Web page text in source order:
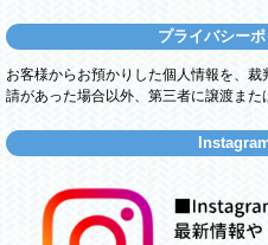
プライバシー
お客様からお預かりした個人情報を、
請があった場合以外、第三者に譲渡また